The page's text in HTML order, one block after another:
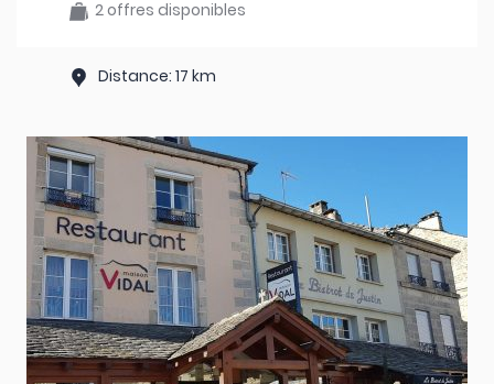
2 offres disponibles
Distance: 17 km